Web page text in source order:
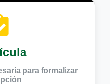
para formalizar